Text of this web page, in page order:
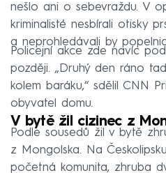
nešlo ani o sebevraždu. V
kriminalisté nesbírali otisky
a neprohledávali by
Policejní akce zde navíc
později. „Druhý den ráno
kolem baráku,“ sdělil CNN
obyvatel domu.
V bytě žil cizinec z
Podle sousedů žil v bytě
z Mongolska. Na
početná komunita, zhruba